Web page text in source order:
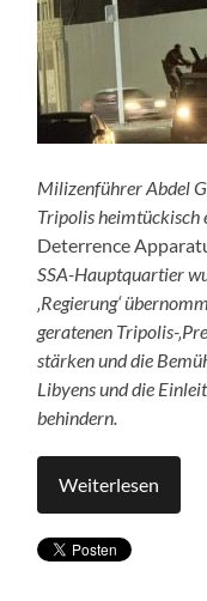
MilizenführerAbdel
Tripolis
Deterrence
SSA-Hauptquartier
‚Regierung‘
geratenen Tripolis-
stärken und die
Libyens und die
behindern.
Weiterlesen